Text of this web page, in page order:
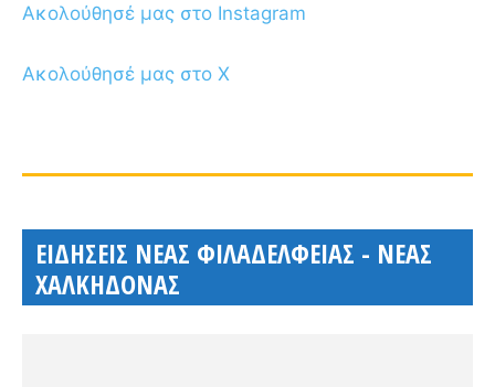
Ακολούθησέ μας στο Instagram
Ακολούθησέ μας στο X
ΕΙΔΗΣΕΙΣ ΝΕΑΣ ΦΙΛΑΔΕΛΦΕΙΑΣ - ΝΕΑΣ
ΧΑΛΚΗΔΟΝΑΣ